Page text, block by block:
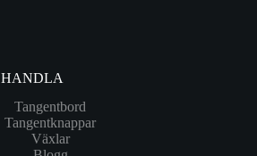
HANDLA
Tangentbord
Tangentknappar
Växlar